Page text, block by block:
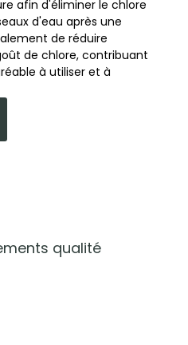
afin d'éliminer le chlore
d'eau après une
de réduire
de chlore, contribuant
à utiliser et à
qualité